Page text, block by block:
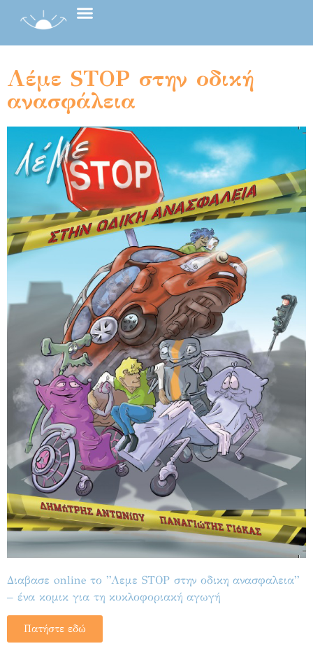
Λέμε STOP στην οδική
ανασφάλεια
Διαβασε online το ”Λεμε STOP στην οδικη ανασφαλεια”
– ένα κομικ για τη κυκλοφοριακή αγωγή
Πατήστε εδώ